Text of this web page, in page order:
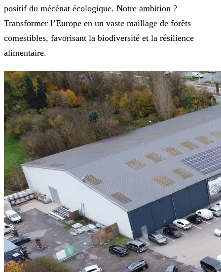
positif du mécénat écologique. Notre ambition ?
Transformer l’Europe en un vaste maillage de forêts
comestibles, favorisant la biodiversité et la résilience
alimentaire.